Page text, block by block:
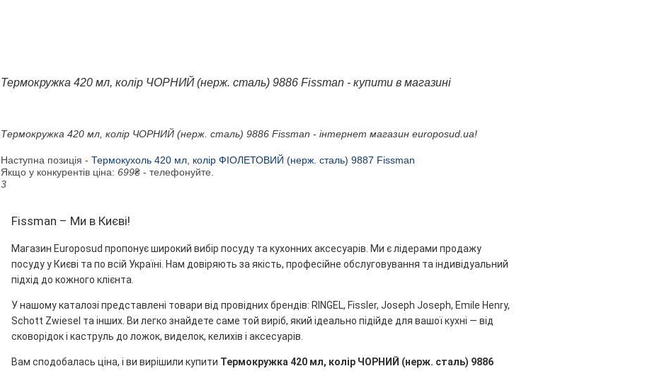
Термокружка 420 мл, колір ЧОРНИЙ (нерж. сталь) 9886 Fissman - купити в магазині
Термокружка 420 мл, колір ЧОРНИЙ (нерж. сталь) 9886 Fissman - інтернет магазин europosud.ua!
Наступна позиція - Термокухоль 420 мл, колір ФІОЛЕТОВИЙ (нерж. сталь) 9887 Fissman
Якщо у конкурентів ціна: 699₴ - телефонуйте.
3
Fissman – Ми в Києві!
Магазин Europosud пропонує широкий вибір посуду та кухонних аксесуарів. Ми є лідерами продажу
посуду у Києві та по всій Україні. Нам довіряють за якість, професійне обслуговування та індивідуальний
підхід до кожного клієнта.
У нашому каталозі представлені товари від провідних брендів: RINGEL, Fissler, Joseph Joseph, Emile Henry,
Schott Zwiesel та інших. Ви легко знайдете саме той виріб, який ідеально підійде для вашої кухні — від
сковорідок і каструль до ложок, виделок, келихів і аксесуарів.
Вам сподобалась ціна, і ви вирішили купити Термокружка 420 мл, колір ЧОРНИЙ (нерж. сталь) 9886